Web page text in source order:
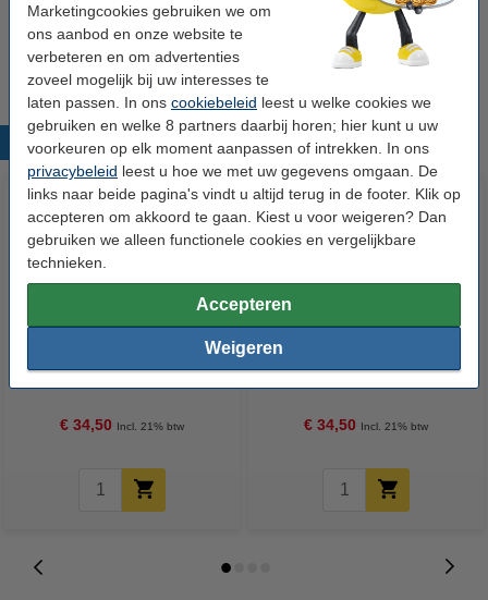
Marketingcookies gebruiken we om
ons aanbod en onze website te
verbeteren en om advertenties
zoveel mogelijk bij uw interesses te
laten passen. In ons cookiebeleid leest u welke cookies we
gebruiken en welke 8 partners daarbij horen; hier kunt u uw
voorkeuren op elk moment aanpassen of intrekken. In ons
privacybeleid leest u hoe we met uw gegevens omgaan. De
links naar beide pagina's vindt u altijd terug in de footer. Klik op
accepteren om akkoord te gaan. Kiest u voor weigeren? Dan
gebruiken we alleen functionele cookies en vergelijkbare
technieken.
Accepteren
Weigeren
Tip
Wij adviseren u om deze cartridge i.p.v. de originele cartridge te
nemen.
Populaire producten
inktcartridge zwart hoge
€ 34,50 Incl. 21% btw
Epson 34 (T3461) inktcartridge
zwart (123inkt huismerk)
€ 34,50 Incl. 21% btw